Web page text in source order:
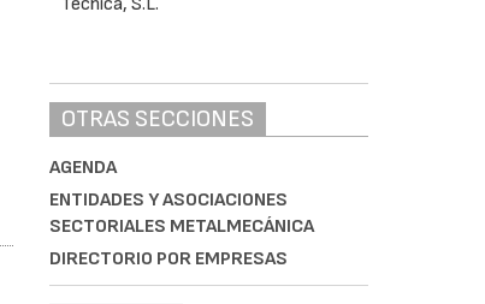
OTRAS SECCIONES
AGENDA
ENTIDADES Y ASOCIACIONES
SECTORIALES METALMECÁNICA
DIRECTORIO POR EMPRESAS